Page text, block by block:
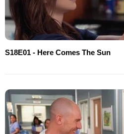
S18E01 - Here Comes The Sun